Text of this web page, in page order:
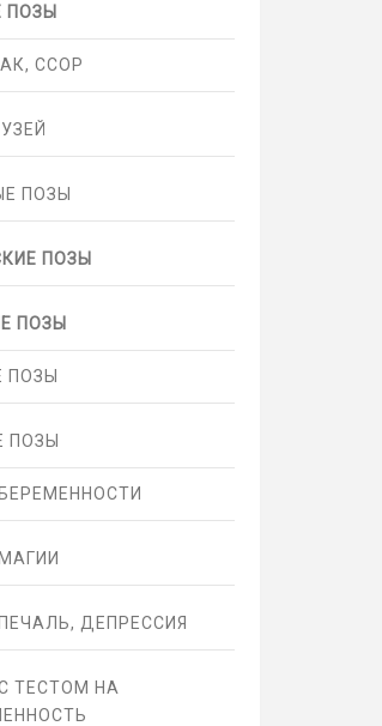
ПОЗЫ
ССОР
ПОЗЫ
ПОЗЫ
ПОЗЫ
ПОЗЫ
ПОЗЫ
ДЕПРЕССИЯ
ТЕСТОМ НА